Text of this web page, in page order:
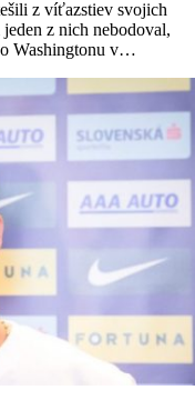
z víťazstiev svojich
z nich nebodoval,
Washingtonu v…